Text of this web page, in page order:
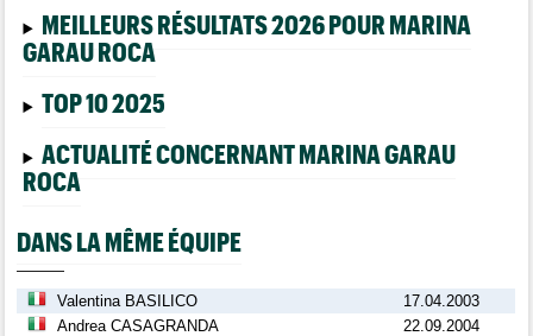
MEILLEURS RÉSULTATS 2026 POUR MARINA
GARAU ROCA
TOP 10 2025
ACTUALITÉ CONCERNANT MARINA GARAU
ROCA
DANS LA MÊME ÉQUIPE
Valentina BASILICO
17.04.2003
Andrea CASAGRANDA
22.09.2004